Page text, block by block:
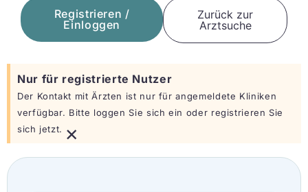
Registrieren /
Einloggen
Zurück zur
Arztsuche
Nur für registrierte Nutzer
Der Kontakt mit Ärzten ist nur für angemeldete Kliniken
verfügbar. Bitte loggen Sie sich ein oder registrieren Sie
sich jetzt. ×